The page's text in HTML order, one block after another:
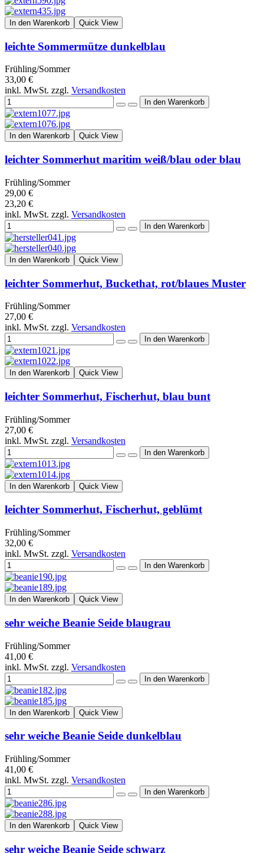
In den Warenkorb Quick View
leichte Sommermütze dunkelblau
Frühling/Sommer
33,00 €
inkl. MwSt. zzgl. Versandkosten
In den Warenkorb Quick View
leichter Sommerhut maritim weiß/blau oder blau
Frühling/Sommer
29,00 €
23,20 €
inkl. MwSt. zzgl. Versandkosten
In den Warenkorb Quick View
leichter Sommerhut, Buckethat, rot/blaues Muster
Frühling/Sommer
27,00 €
inkl. MwSt. zzgl. Versandkosten
In den Warenkorb Quick View
leichter Sommerhut, Fischerhut, blau bunt
Frühling/Sommer
27,00 €
inkl. MwSt. zzgl. Versandkosten
In den Warenkorb Quick View
leichter Sommerhut, Fischerhut, geblümt
Frühling/Sommer
32,00 €
inkl. MwSt. zzgl. Versandkosten
In den Warenkorb Quick View
sehr weiche Beanie Seide blaugrau
Frühling/Sommer
41,00 €
inkl. MwSt. zzgl. Versandkosten
In den Warenkorb Quick View
sehr weiche Beanie Seide dunkelblau
Frühling/Sommer
41,00 €
inkl. MwSt. zzgl. Versandkosten
In den Warenkorb Quick View
sehr weiche Beanie Seide schwarz